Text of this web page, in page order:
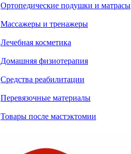
Ортопедические подушки и матрасы
Массажеры и тренажеры
Лечебная косметика
Домашняя физиотерапия
Средства реабилитации
Перевязочные материалы
Товары после мастэктомии